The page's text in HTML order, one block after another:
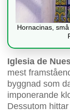
Hornacinas,
Iglesia de
mest
byggnad som
imponerande
Dessutom hittar